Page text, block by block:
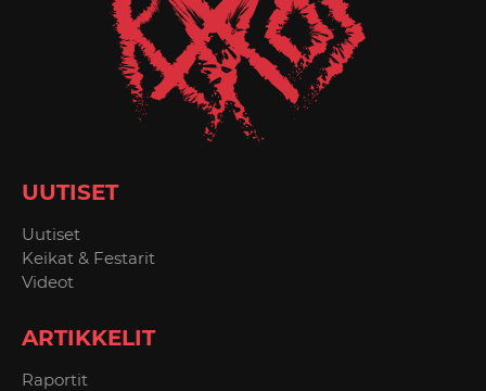
UUTISET
Uutiset
Keikat & Festarit
Videot
ARTIKKELIT
Raportit